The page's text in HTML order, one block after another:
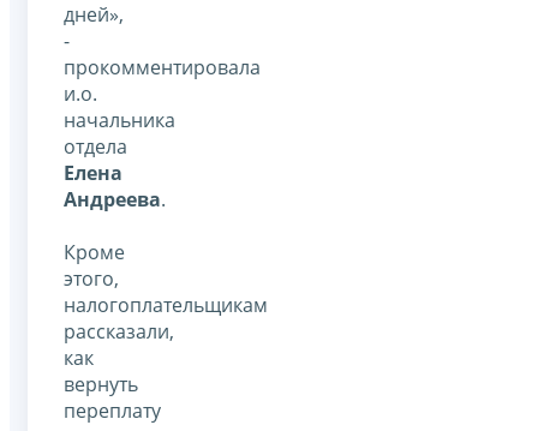
дней»,
-
прокомментировала
и.о.
начальника
отдела
Елена
Андреева.
Кроме
этого,
налогоплательщикам
рассказали,
как
вернуть
переплату